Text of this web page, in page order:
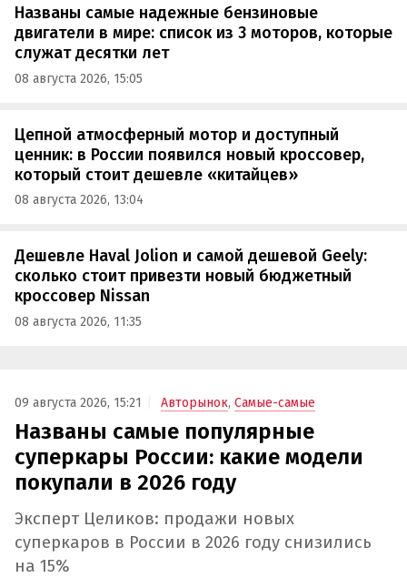
Названы самые надежные бензиновые
двигатели в мире: список из 3 моторов, которые
служат десятки лет
08 августа 2026, 15:05
Цепной атмосферный мотор и доступный
ценник: в России появился новый кроссовер,
который стоит дешевле «китайцев»
08 августа 2026, 13:04
Дешевле Haval Jolion и самой дешевой Geely:
сколько стоит привезти новый бюджетный
кроссовер Nissan
08 августа 2026, 11:35
09 августа 2026, 15:21 Авторынок, Самые-самые
Названы самые популярные
суперкары России: какие модели
покупали в 2026 году
Эксперт Целиков: продажи новых
суперкаров в России в 2026 году снизились
на 15%